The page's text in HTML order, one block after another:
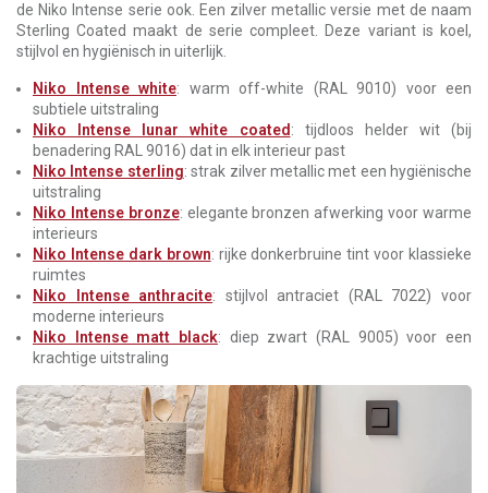
de Niko Intense serie ook. Een zilver metallic versie met de naam
Sterling Coated maakt de serie compleet. Deze variant is koel,
stijlvol en hygiënisch in uiterlijk.
Niko Intense white: warm off-white (RAL 9010) voor een
subtiele uitstraling
Niko Intense lunar white coated: tijdloos helder wit (bij
benadering RAL 9016) dat in elk interieur past
Niko Intense sterling: strak zilver metallic met een hygiënische
uitstraling
Niko Intense bronze: elegante bronzen afwerking voor warme
interieurs
Niko Intense dark brown: rijke donkerbruine tint voor klassieke
ruimtes
Niko Intense anthracite: stijlvol antraciet (RAL 7022) voor
moderne interieurs
Niko Intense matt black: diep zwart (RAL 9005) voor een
krachtige uitstraling